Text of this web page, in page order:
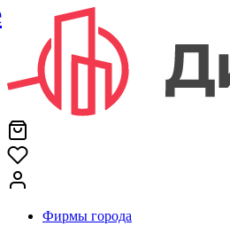
Фирмы города